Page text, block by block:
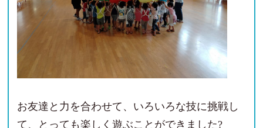
お友達と力を合わせて、いろいろな技に挑戦し
て、とっても楽しく遊ぶことができました?